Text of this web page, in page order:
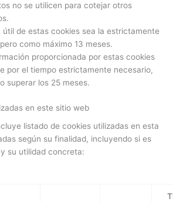
no se utilicen para cotejar otros
útil de estas cookies sea la estrictamente
como máximo 13 meses.
proporcionada por estas cookies
por el tiempo estrictamente necesario,
superar los 25 meses.
en este sitio web
listado de cookies utilizadas en esta
según su finalidad, incluyendo si es
su utilidad concreta: